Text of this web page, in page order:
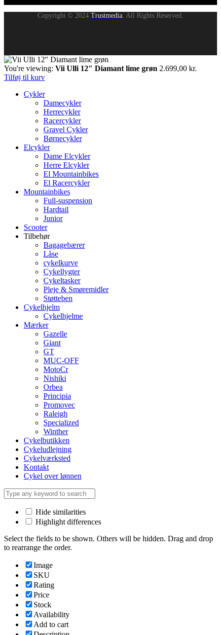
Copyright © 2024 Trustmedia . All Rights Reserved.
You're viewing: Vii Ulli 12″ Diamant lime grøn 2.699,00 kr.
Tilføj til kurv
Cykler
Damecykler
Herrecykler
Racercykler
Gravel Cykler
Børnecykler
Elcykler
Dame Elcykler
Herre Elcykler
El Mountainbikes
El Racercykler
Mountainbikes
Full-suspension
Hardtail
Junior
Scooter
Tilbehør
Bagagebærer
Låse
cykelkurve
Cykellygter
Cykeltasker
Pleje & Smøremidler
Støtteben
Cykelhjelm
Cykelhjelme
Mærker
Gazelle
Giant
GT
MUC-OFF
MotoCr
Nishiki
Orbea
Principia
Promovec
Raleigh
Specialized
Winther
Cykelbutikken
Cykeludlejning
Cykelværksted
Kontakt
Cykel over lønnen
Hide similarities
Highlight differences
Select the fields to be shown. Others will be hidden. Drag and drop
to rearrange the order.
Image
SKU
Rating
Price
Stock
Availability
Add to cart